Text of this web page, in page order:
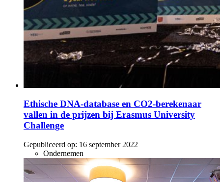
Ethische DNA-database en CO2-berekenaar
vallen in de prijzen bij Erasmus University
Challenge
Gepubliceerd op: 16 september 2022
Ondernemen